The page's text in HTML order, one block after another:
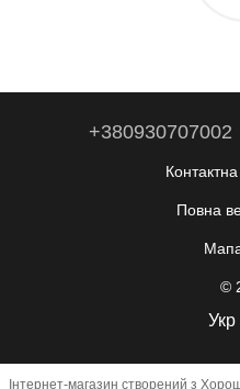
+380930707002
Повна
©
Укр
Інтернет-магазин створений з